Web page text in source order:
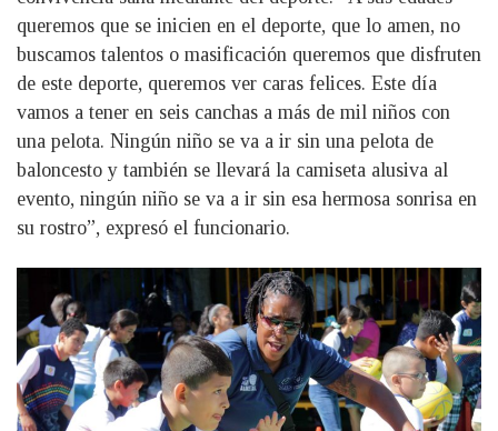
queremos que se inicien en el deporte, que lo amen, no
buscamos talentos o masificación queremos que disfruten
de este deporte, queremos ver caras felices. Este día
vamos a tener en seis canchas a más de mil niños con
una pelota. Ningún niño se va a ir sin una pelota de
baloncesto y también se llevará la camiseta alusiva al
evento, ningún niño se va a ir sin esa hermosa sonrisa en
su rostro”, expresó el funcionario.